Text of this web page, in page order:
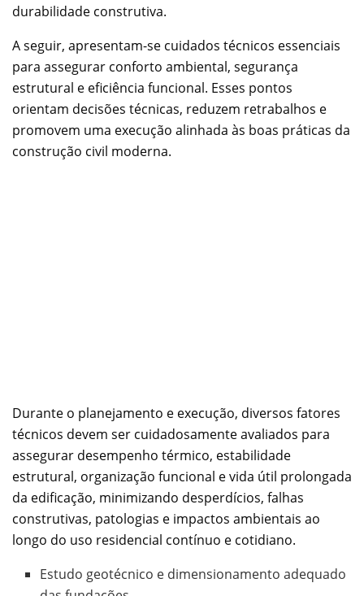
durabilidade construtiva.
A seguir, apresentam-se cuidados técnicos essenciais
para assegurar conforto ambiental, segurança
estrutural e eficiência funcional. Esses pontos
orientam decisões técnicas, reduzem retrabalhos e
promovem uma execução alinhada às boas práticas da
construção civil moderna.
Durante o planejamento e execução, diversos fatores
técnicos devem ser cuidadosamente avaliados para
assegurar desempenho térmico, estabilidade
estrutural, organização funcional e vida útil prolongada
da edificação, minimizando desperdícios, falhas
construtivas, patologias e impactos ambientais ao
longo do uso residencial contínuo e cotidiano.
Estudo geotécnico e dimensionamento adequado